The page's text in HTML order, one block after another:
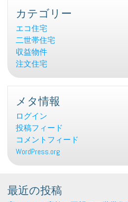
カテゴリー
エコ住宅
二世帯住宅
収益物件
注文住宅
メタ情報
ログイン
投稿フィード
コメントフィード
WordPress.org
最近の投稿